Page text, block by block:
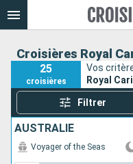
Croisières Royal
25
croisières
Vos
Royal
Filtrer
AUSTRALIE
Voyager of the Seas